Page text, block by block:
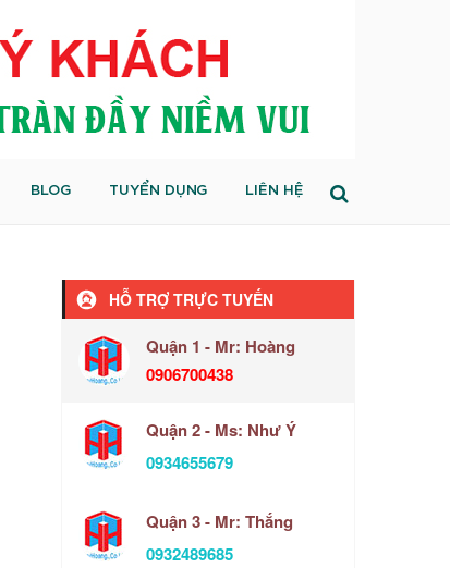
BLOG TUYỂN DỤNG LIÊN HỆ
HỖ TRỢ TRỰC TUYẾN
Quận 1 - Mr: Hoàng
0906700438
Quận 2 - Ms: Như Ý
0934655679
Quận 3 - Mr: Thắng
0932489685